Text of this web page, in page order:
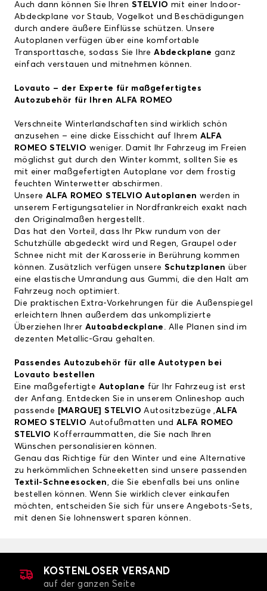
Auch dann können Sie Ihren STELVIOmit einer Indoor-
Abdeckplane vor Staub, Vogelkot und Beschädigungen
durch andere äußere Einflüsse schützen. Unsere
Autoplanen verfügen über eine komfortable
Transporttasche, sodass Sie IhreAbdeckplane ganz
einfach verstauen und mitnehmen können.
Lovauto – der Experte für maßgefertigtes
Autozubehör für Ihren ALFA ROMEO
Verschneite Winterlandschaften sind wirklich schön
anzusehen – eine dicke Eisschicht auf Ihrem ALFA
ROMEO STELVIO weniger. Damit Ihr Fahrzeug im Freien
möglichst gut durch den Winter kommt, sollten Sie es
mit einer maßgefertigten Autoplane vor dem frostig
feuchten Winterwetter abschirmen.
Unsere ALFA ROMEO STELVIO Autoplanen werden in
unserem Fertigungsatelier in Nordfrankreich exakt nach
den Originalmaßen hergestellt.
Das hat den Vorteil, dass Ihr Pkw rundum von der
Schutzhülle abgedeckt wird und Regen, Graupel oder
Schnee nicht mit der Karosserie in Berührung kommen
können. Zusätzlich verfügen unsere Schutzplanen über
eine elastische Umrandung aus Gummi, die den Halt am
Fahrzeug noch optimiert.
Die praktischen Extra-Vorkehrungen für die Außenspiegel
erleichtern Ihnen außerdem das unkomplizierte
Überziehen Ihrer Autoabdeckplane . Alle Planen sind im
dezenten Metallic-Grau gehalten.
Passendes Autozubehör für alle Autotypen bei
Lovauto bestellen
Eine maßgefertigte Autoplane für Ihr Fahrzeug ist erst
der Anfang. Entdecken Sie in unserem Onlineshop auch
passende
[MARQUE] STELVIOAutositzbezüge ,ALFA
ROMEO STELVIO Autofußmatten und ALFA ROMEO
STELVIO Kofferraummatten, die Sie nach Ihren
Wünschen personalisieren können.
Genau das Richtige für den Winter und eine Alternative
zu herkömmlichen Schneeketten sind unsere passenden
Textil-Schneesocken, die Sie ebenfalls bei uns online
bestellen können. Wenn Sie wirklich clever einkaufen
möchten, entscheiden Sie sich für unsere Angebots-Sets,
mit denen Sie lohnenswert sparen können.
KOSTENLOSER VERSAND
auf der ganzen Seite